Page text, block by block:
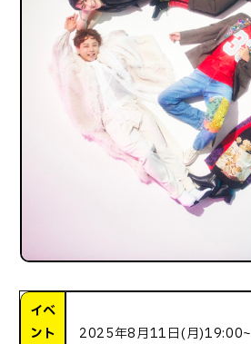
イベ
ント
2025年8月11日(月)19:00~